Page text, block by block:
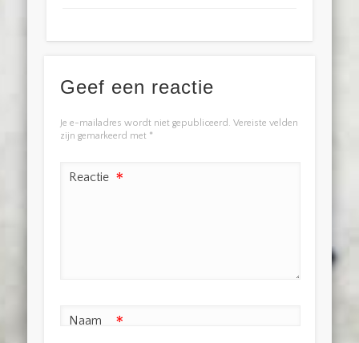
Geef een reactie
Je e-mailadres wordt niet gepubliceerd. Vereiste velden
zijn gemarkeerd met *
Reactie *
Naam *